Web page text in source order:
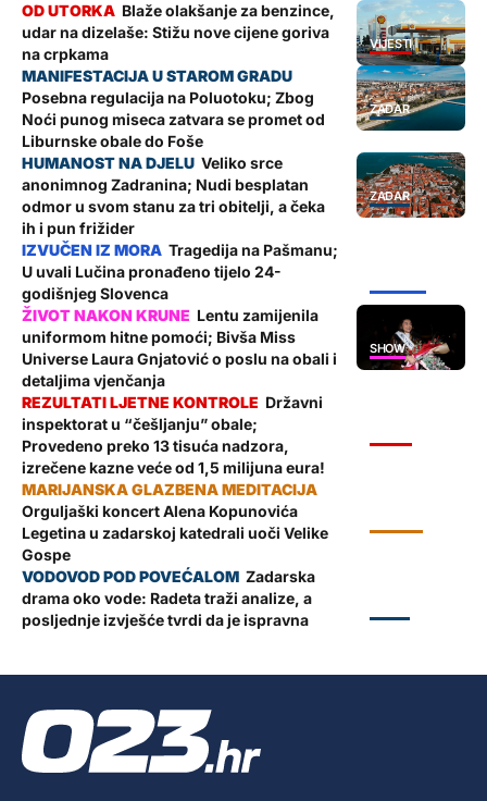
VIJESTI
Blaže olakšanje za benzince,
udar na dizelaše: Stižu nove cijene goriva
na crpkama
ZADAR
Posebna regulacija na Poluotoku; Zbog
Noći punog miseca zatvara se promet od
Liburnske obale do Foše
ZADAR
Veliko srce
anonimnog Zadranina; Nudi besplatan
odmor u svom stanu za tri obitelji, a čeka
ih i pun frižider
Tragedija na Pašmanu;
U uvali Lučina pronađeno tijelo 24-
godišnjeg Slovenca
SHOW
Lentu zamijenila
uniformom hitne pomoći; Bivša Miss
Universe Laura Gnjatović o poslu na obali i
detaljima vjenčanja
Državni
inspektorat u “češljanju” obale;
Provedeno preko 13 tisuća nadzora,
izrečene kazne veće od 1,5 milijuna eura!
Orguljaški koncert Alena Kopunovića
Legetina u zadarskoj katedrali uoči Velike
Gospe
Zadarska
drama oko vode: Radeta traži analize, a
posljednje izvješće tvrdi da je ispravna